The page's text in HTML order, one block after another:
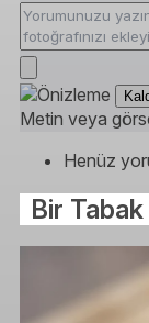
Metin veya
Henüz
Bir